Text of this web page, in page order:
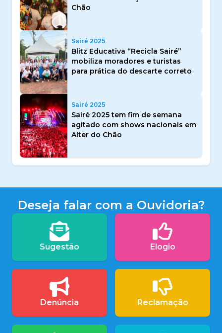
Chão
Sairé 2025
Blitz Educativa “Recicla Sairé”
mobiliza moradores e turistas
para prática do descarte correto
Sairé 2025
Sairé 2025 tem fim de semana
agitado com shows nacionais em
Alter do Chão
Deseja falar com a Ouvidoria?
Sugestão Elogio
Denúncia Reclamação